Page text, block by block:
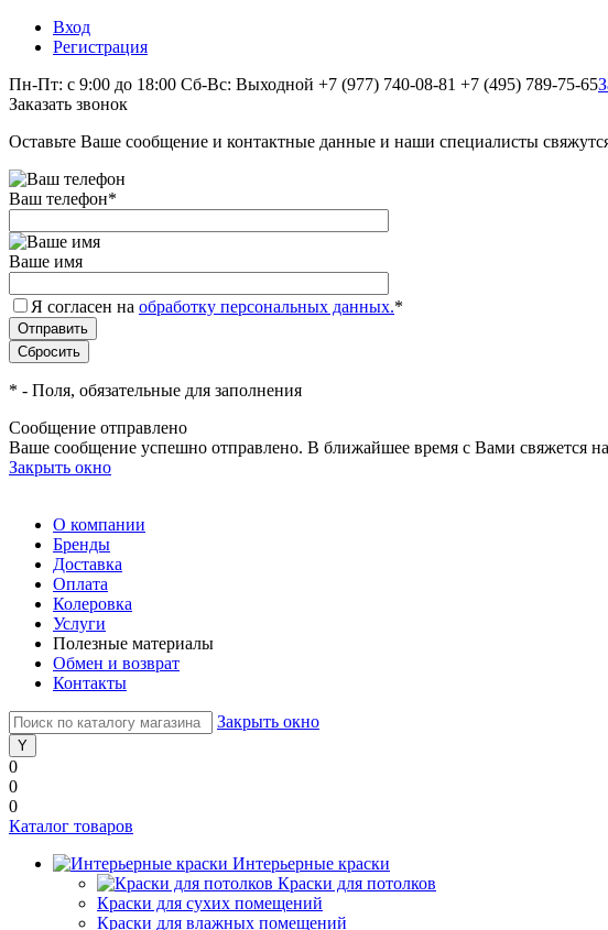
Вход
Регистрация
Пн-Пт: с 9:00 до 18:00 Сб-Вс: Выходной +7 (977) 740-08-81 +7 (495) 789-75-65
Заказать звонок
Оставьте Ваше сообщение и контактные данные и наши специалисты
Ваш телефон*
Ваше имя
Я согласен на обработку персональных данных.*
* - Поля, обязательные для заполнения
Сообщение отправлено
Ваше сообщение успешно отправлено. В ближайшее время с Вами свяжется
Закрыть окно
О компании
Бренды
Доставка
Оплата
Колеровка
Услуги
Полезные материалы
Обмен и возврат
Контакты
Закрыть окно
0
0
0
Каталог товаров
Интерьерные краски
Краски для потолков
Краски для сухих помещений
Краски для влажных помещений